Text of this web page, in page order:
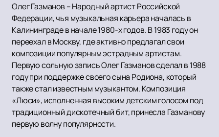
Олег Газманов – Народный артист Российской
Федерации, чья музыкальная карьера началась в
Калининграде в начале 1980-х годов. В 1983 году он
переехал в Москву, где активно предлагал свои
композиции популярным эстрадным артистам.
Первую сольную запись Олег Газманов сделал в 1988
году при поддержке своего сына Родиона, который
также стал известным музыкантом. Композиция
«Люси», исполненная высоким детским голосом под
традиционный дискотечный бит, принесла Газманову
первую волну популярности.